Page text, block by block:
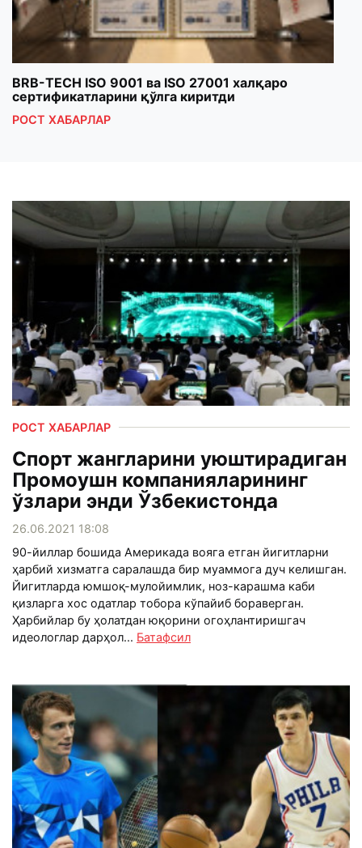
BRB-TECH ISO 9001 ва ISO 27001 халқаро
сертификатларини қўлга киритди
РОСТ ХАБАРЛАР
РОСТ ХАБАРЛАР
Спорт жангларини уюштирадиган
Промоушн компанияларининг
ўзлари энди Ўзбекистонда
26.06.2021 18:08
90-йиллар бошида Америкада вояга етган йигитларни
ҳарбий хизматга саралашда бир муаммога дуч келишган.
Йигитларда юмшоқ-мулойимлик, ноз-карашма каби
қизларга хос одатлар тобора кўпайиб бораверган.
Ҳарбийлар бу ҳолатдан юқорини огоҳлантиришгач
идеологлар дарҳол... Батафсил